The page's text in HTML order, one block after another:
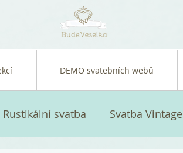
DEMO svatebních webů
Rustikální svatba Svatba Vintage